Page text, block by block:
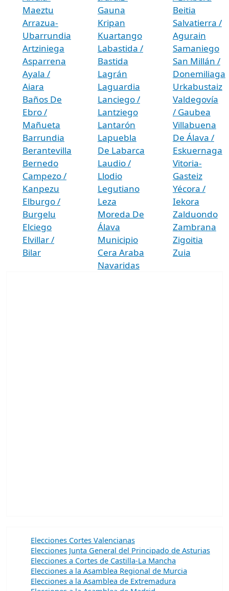
Maeztu
Arrazua-
Ubarrundia
Artziniega
Asparrena
Ayala /
Aiara
Baños De
Ebro /
Mañueta
Barrundia
Berantevilla
Bernedo
Campezo /
Kanpezu
Elburgo /
Burgelu
Elciego
Elvillar /
Bilar
Gauna
Kripan
Kuartango
Labastida /
Bastida
Lagrán
Laguardia
Lanciego /
Lantziego
Lantarón
Lapuebla
De Labarca
Laudio /
Llodio
Legutiano
Leza
Moreda De
Álava
Municipio
Cera Araba
Navaridas
Beitia
Salvatierra /
Agurain
Samaniego
San Millán /
Donemiliaga
Urkabustaiz
Valdegovía
/ Gaubea
Villabuena
De Álava /
Eskuernaga
Vitoria-
Gasteiz
Yécora /
Iekora
Zalduondo
Zambrana
Zigoitia
Zuia
Elecciones Cortes Valencianas
Elecciones Junta General del Principado de Asturias
Elecciones a Cortes de Castilla-La Mancha
Elecciones a la Asamblea Regional de Murcia
Elecciones a la Asamblea de Extremadura